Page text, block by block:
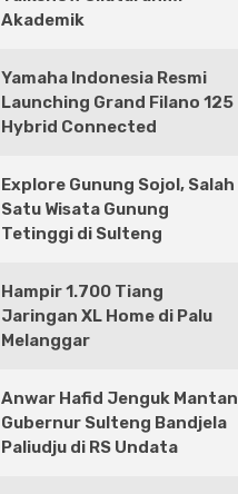
Akademik
Yamaha Indonesia Resmi
Launching Grand Filano 125
Hybrid Connected
Explore Gunung Sojol, Salah
Satu Wisata Gunung
Tetinggi di Sulteng
Hampir 1.700 Tiang
Jaringan XL Home di Palu
Melanggar
Anwar Hafid Jenguk Mantan
Gubernur Sulteng Bandjela
Paliudju di RS Undata